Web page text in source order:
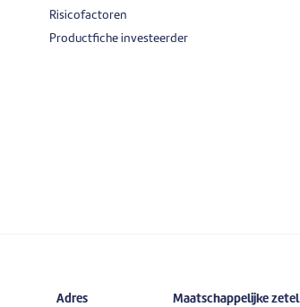
Risicofactoren
Productfiche investeerder
Adres Maatschappelijke zetel